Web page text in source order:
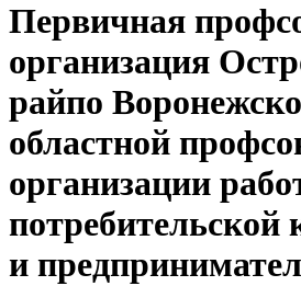
Первичная
организация
райпо
областной
организации
потребительской
и